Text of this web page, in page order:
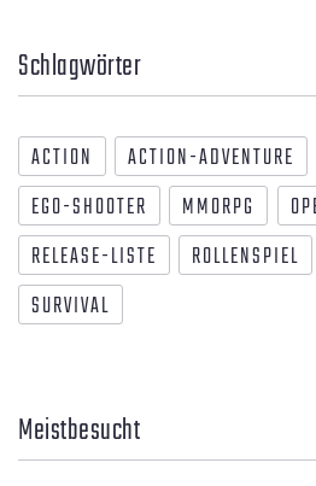
Schlagwörter
ACTION ACTION-ADVENTURE
EGO-SHOOTER
MMORPG
RELEASE-LISTE
ROLLENSPIEL
SURVIVAL
Meistbesucht